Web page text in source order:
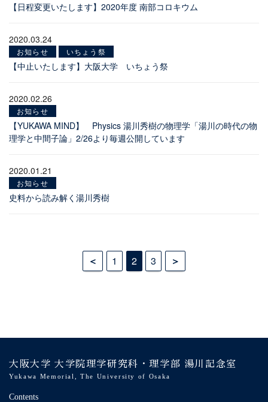
【日程変更いたします】2020年度 南部コロキウム
2020.03.24
お知らせ いちょう祭
【中止いたします】大阪大学 いちょう祭
2020.02.26
お知らせ
【YUKAWA MIND】 Physics 湯川秀樹の物理学「湯川の時代の物
理学と中間子論」2/26より毎週公開しています
2020.01.21
お知らせ
史料から読み解く湯川秀樹
ジ
送
り
1 2 3
大阪大学 大学院理学研究科・理学部 湯川記念室
Yukawa Memorial, The University of Osaka
Contents